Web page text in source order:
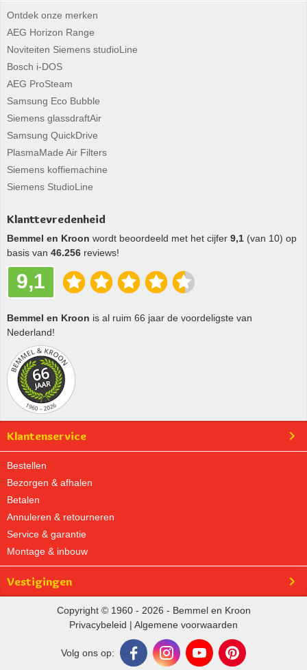
Ontdek onze merken
AEG Horizon Range
Noviteiten Siemens studioLine
Bosch i-DOS
AEG ProSteam
Samsung Eco Bubble
Siemens glassdraftAir
Samsung QuickDrive
PlasmaMade Air Filters
Siemens koffiemachine
Siemens StudioLine
Klanttevredenheid
Bemmel en Kroon wordt beoordeeld met het cijfer 9,1 (van 10) op
basis van 46.256 reviews!
9,1
Bemmel en Kroon is al ruim 66 jaar de voordeligste van
Nederland!
Klantenservice
Bestellen
Bezorgen & afhalen
Betalen
Annuleren & retourneren
Service & garantie
Montage & inbouw
Vestigingen
Copyright © 1960 - 2026 - Bemmel en Kroon
Privacybeleid | Algemene voorwaarden
Volg ons op: